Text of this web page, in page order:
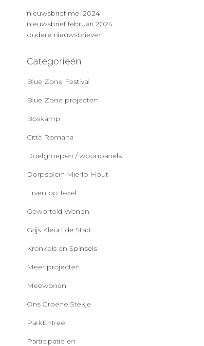
nieuwsbrief mei 2024
nieuwsbrief februari 2024
oudere nieuwsbrieven
Categorieën
Blue Zone Festival
Blue Zone projecten
Boskamp
Città Romana
Doelgroepen / woonpanels
Dorpsplein Mierlo-Hout
Erven op Texel
Geworteld Wonen
Grijs Kleurt de Stad
Kronkels en Spinsels
Meer projecten
Meewonen
Ons Groene Stekje
ParkEntree
Participatie en